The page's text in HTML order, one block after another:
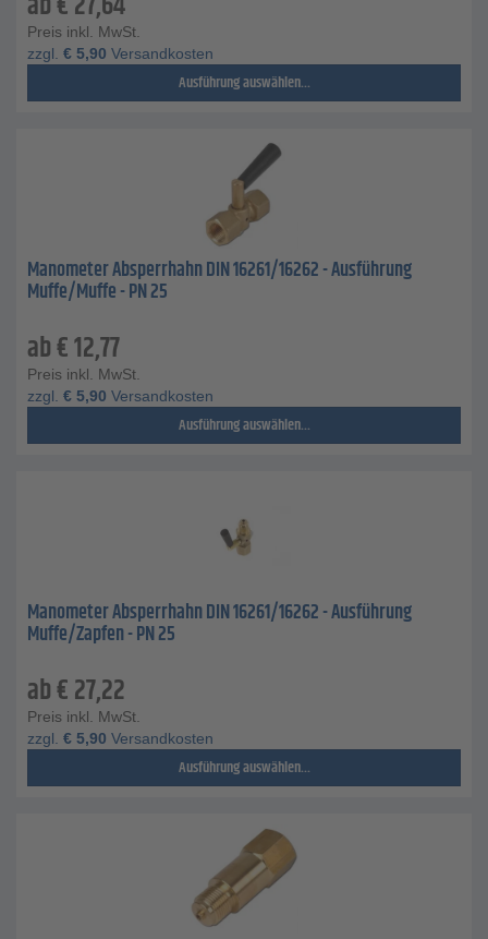
Preis inkl. MwSt.
zzgl. € 5,90 Versandkosten
Ausführung auswählen...
Manometer Absperrhahn DIN 16261/16262 - Ausführung
Muffe/Muffe - PN 25
ab€12,77
Preis inkl. MwSt.
zzgl. € 5,90 Versandkosten
Ausführung auswählen...
Manometer Absperrhahn DIN 16261/16262 - Ausführung
Muffe/Zapfen - PN 25
ab€27,22
Preis inkl. MwSt.
zzgl. € 5,90 Versandkosten
Ausführung auswählen...